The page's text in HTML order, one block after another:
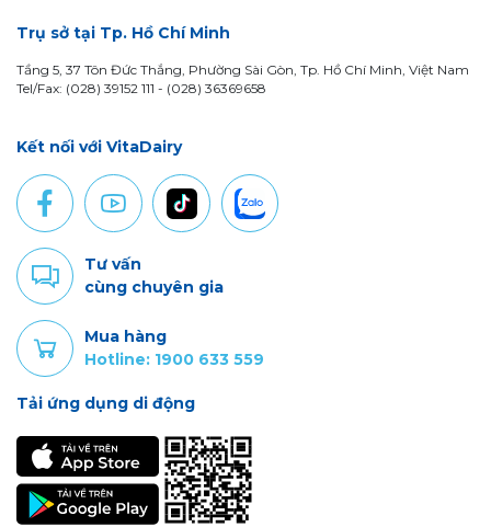
Trụ sở tại Tp. Hồ Chí Minh
Tầng 5, 37 Tôn Đức Thắng, Phường Sài Gòn, Tp. Hồ Chí Minh, Việt Nam
Tel/Fax: (028) 39152 111 - (028) 36369658
Kết nối với VitaDairy
Tư vấn
cùng chuyên gia
Mua hàng
Hotline: 1900 633 559
Tải ứng dụng di động